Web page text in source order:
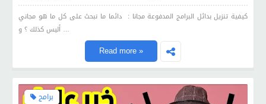
كيفية تنزيل بدائل البرامج المدفوعة مجانا : دائما ما نبحث على كل ما هو مجاني
أليس كذلك ؟ و …
Read more »
برامج